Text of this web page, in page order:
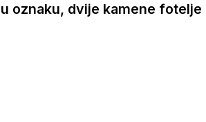
oznaku, dvije kamene fotelje